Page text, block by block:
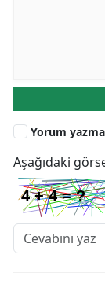
Yorum
Aşağıdaki